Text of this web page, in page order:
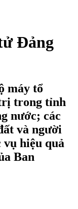
Đảng
máy tổ
trong tỉnh
nước; các
và người
vụ hiệu quả
Ban